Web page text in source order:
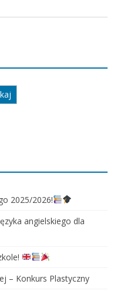
2025/2026!
angielskiego dla
– Konkurs Plastyczny